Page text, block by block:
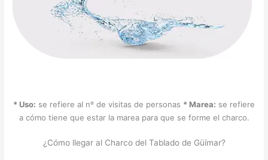
* Uso: se refiere al nº de visitas de personas * Marea: se refiere
a cómo tiene que estar la marea para que se forme el charco.
¿Cómo llegar al Charco del Tablado de Güímar?